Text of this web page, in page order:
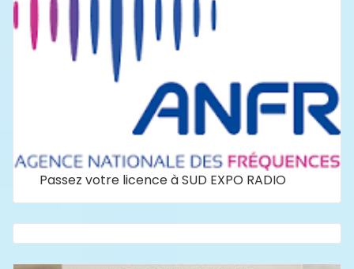
Passez votre licence à SUD EXPO RADIO